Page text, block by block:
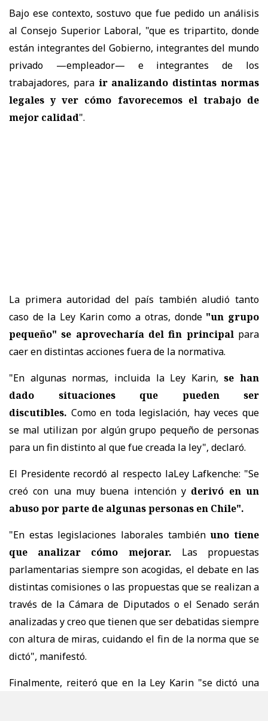
Bajo ese contexto,sostuvo que fue pedido un análisis
al Consejo Superior Laboral, "que es tripartito, donde
están integrantes del Gobierno, integrantes del mundo
privado —empleador— e integrantes de los
trabajadores, parair analizando distintas normas
legales y ver cómo favorecemos el trabajo de
mejor calidad".
La primera autoridad del país también aludió tanto
caso de la Ley Karin como a otras, donde "un grupo
pequeño" se aprovecharía del fin principal para
caer en distintas acciones fuera de la normativa.
"En algunas normas, incluida la Ley Karin, se han
dado situaciones que pueden ser
discutibles. Como en toda legislación, hay veces que
se mal utilizan por algún grupo pequeño de personas
para un fin distinto al que fue creada la ley", declaró.
El Presidente recordó al respecto laLey Lafkenche: "Se
creó con una muy buena intención y derivó en un
abuso por parte de algunas personas en Chile".
"En estas legislaciones laborales tambiénuno tiene
que analizar cómo mejorar.
Las propuestas
parlamentarias siempre son acogidas, el debate en las
distintas comisiones o las propuestas que se realizan a
través de la Cámara de Diputados o el Senado serán
analizadas y creo que tienen que ser debatidas siempre
con altura de miras, cuidando el fin de la norma que se
dictó", manifestó.
Finalmente, reiteró que en la Ley Karin "se dictó una